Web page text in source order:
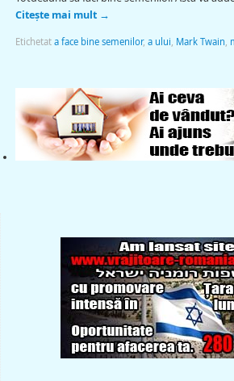
Citește mai mult →
Etichetat a face bine semenilor, a ului Mark Twain